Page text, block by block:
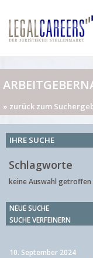
» zurück zum
IHRE SUCHE
Schlagworte
keine Auswahl getroffen
NEUE SUCHE
SUCHE VERFEINERN
10. September 2024